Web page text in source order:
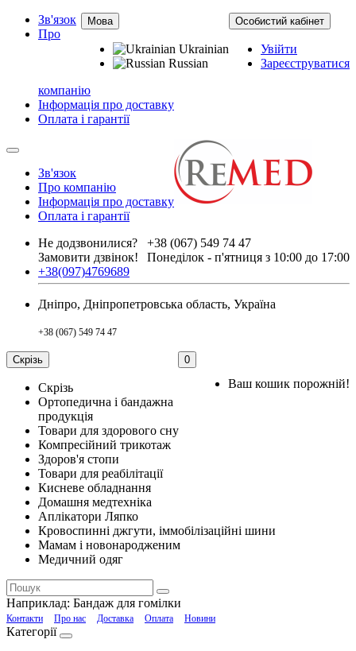
Особистий кабінет
Увійти
Зареєструватися
Мова
Ukrainian
Russian
Зв'язок
Про
компанію
Інформація про доставку
Оплата і гарантії
Зв'язок
Про компанію
Інформація про доставку
Оплата і гарантії
+38 (067) 549 74 47
Понеділок - п'ятниця з 10:00 до 17:00
Не додзвонилися?
Замовити дзвінок!
+38(097)4769689
Дніпро, Дніпропетровська область, Україна
+38 (067) 549 74 47
0
Ваш кошик порожній!
Скрізь
Скрізь
Ортопедична і бандажна
продукція
Товари для здорового сну
Компресійний трикотаж
Здоров'я стопи
Товари для реабілітації
Кисневе обладнання
Домашня медтехніка
Аплікатори Ляпко
Кровоспинні джгути, іммобілізаційні шини
Мамам і новонародженим
Медичний одяг
Наприклад: Бандаж для гомілки
Контакти Про нас Доставка Оплата Новини
Категорії